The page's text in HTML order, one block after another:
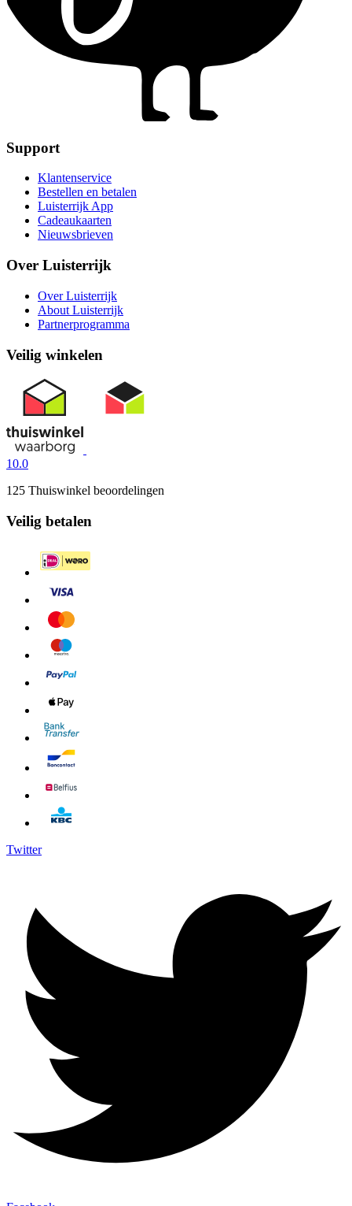
Support
Klantenservice
Bestellen en betalen
Luisterrijk App
Cadeaukaarten
Nieuwsbrieven
Over Luisterrijk
Over Luisterrijk
About Luisterrijk
Partnerprogramma
Veilig winkelen
10.0
125 Thuiswinkel beoordelingen
Veilig betalen
Twitter